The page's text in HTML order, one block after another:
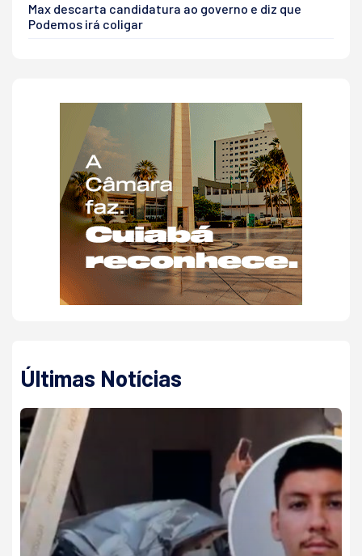
Max descarta candidatura ao governo e diz que
Podemos irá coligar
Últimas Notícias